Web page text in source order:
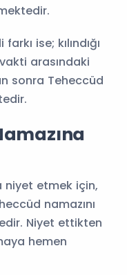
ise; kılındığı
arasındaki
sonra Teheccüd
niyet etmek için,
namazını
Niyet ettikten
hemen